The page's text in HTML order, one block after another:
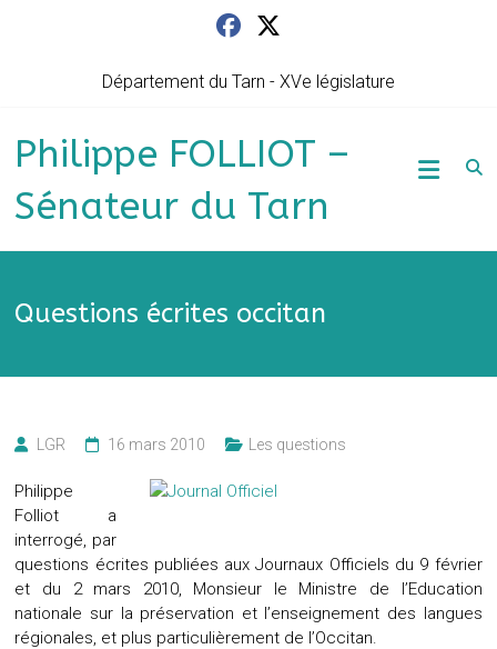
Département du Tarn - XVe législature
Philippe FOLLIOT –
Sénateur du Tarn
Questions écrites occitan
LGR 16 mars 2010 Les questions
Philippe
Folliot a
interrogé, par
questions écrites publiées aux Journaux Officiels du 9 février
et du 2 mars 2010, Monsieur le Ministre de l’Education
nationale sur la préservation et l’enseignement des langues
régionales, et plus particulièrement de l’Occitan.